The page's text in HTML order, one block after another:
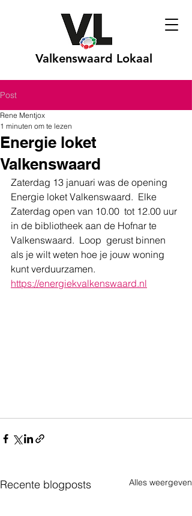
Valkenswaard Lokaal
Post
Energie loket
Valkenswaard
Rene Mentjox
1 minuten om te lezen
Zaterdag 13 januari was de opening
Energie loket Valkenswaard.  Elke
Zaterdag open van 10.00  tot 12.00 uur
in de bibliotheek aan de Hofnar te
Valkenswaard.  Loop  gerust binnen
als je wilt weten hoe je jouw woning
kunt verduurzamen.
https://energiekvalkenswaard.nl
Recente blogposts Alles weergeven